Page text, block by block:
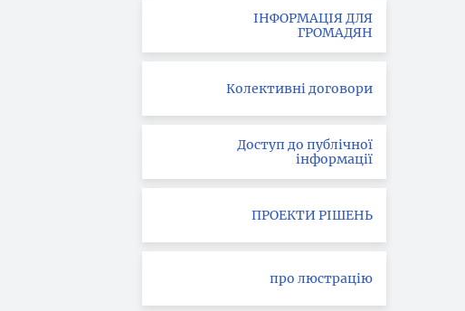
ІНФОРМАЦІЯ ДЛЯ
ГРОМАДЯН
Колективні договори
Доступ до публічної
інформації
ПРОЕКТИ РІШЕНЬ
про люстрацію